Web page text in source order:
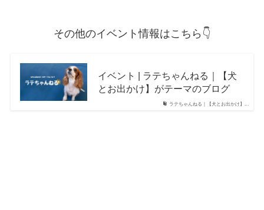
その他のイベント情報はこちら👇
ラテちゃんねる｜【犬とお出かけ】...
イベント | ラテちゃんねる｜【犬
とお出かけ】がテーマのブログ